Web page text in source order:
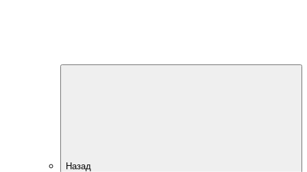
Назад